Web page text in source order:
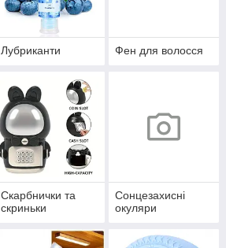
Лубриканти Фен для волосся
Скарбнички та
скриньки
Сонцезахисні
окуляри